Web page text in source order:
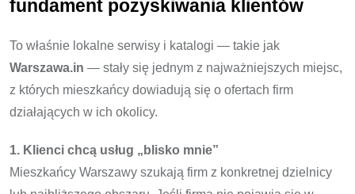
fundament pozyskiwania klientów
To właśnie lokalne serwisy i katalogi — takie jak
Warszawa.in — stały się jednym z najważniejszych miejsc,
z których mieszkańcy dowiadują się o ofertach firm
działających w ich okolicy.
1. Klienci chcą usług „blisko mnie”
Mieszkańcy Warszawy szukają firm z konkretnej dzielnicy